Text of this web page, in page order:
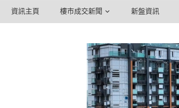
資訊主頁 樓市成交新聞 新盤資訊